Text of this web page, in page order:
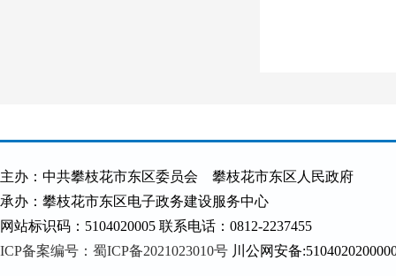
主办：中共攀枝花市东区委员会 攀枝花市东区人民政府
承办：攀枝花市东区电子政务建设服务中心
网站标识码：5104020005 联系电话：0812-2237455
ICP备案编号：蜀ICP备2021023010号 川公网安备